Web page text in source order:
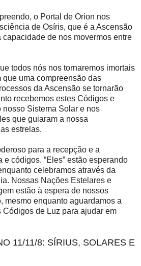
o Portal de Orion nos
de Osíris, que é a Ascensão
capacidade de nos movermos entre
todos nós nos tornaremos imortais
que uma compreensão das
da Ascensão se tornarão
recebemos estes Códigos e
nosso Sistema Solar e nos
que guiaram a nossa
estrelas.
para a recepção e a
códigos. “Eles” estão esperando
celebramos através da
Nossas Nações Estelares e
estão à espera de nossos
mesmo enquanto aguardamos a
de Luz para ajudar em
11/11/8: SÍRIUS, SOLARES E